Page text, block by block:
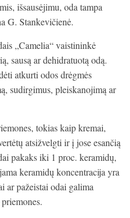
išsausėjimu, oda tampa
G. Stankevičienė.
„Camelia“ vaistininkė
sausą ar dehidratuotą odą.
atkurti odos drėgmės
sudirgimus, pleiskanojimą ar
tokias kaip kremai,
atsižvelgti ir į jose esančią
pakaks iki 1 proc. keramidų,
keramidų koncentracija yra
ar pažeistai odai galima